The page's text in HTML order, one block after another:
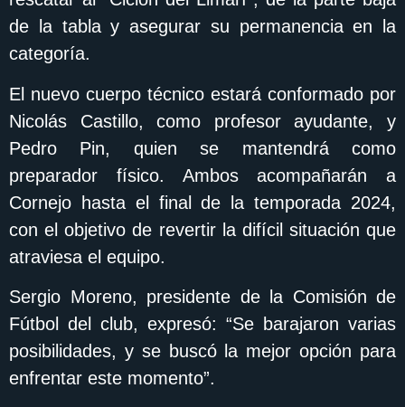
de la tabla y asegurar su permanencia en la
categoría.
El nuevo cuerpo técnico estará conformado por
Nicolás Castillo, como profesor ayudante, y
Pedro Pin, quien se mantendrá como
preparador físico. Ambos acompañarán a
Cornejo hasta el final de la temporada 2024,
con el objetivo de revertir la difícil situación que
atraviesa el equipo.
Sergio Moreno, presidente de la Comisión de
Fútbol del club, expresó: “Se barajaron varias
posibilidades, y se buscó la mejor opción para
enfrentar este momento”.